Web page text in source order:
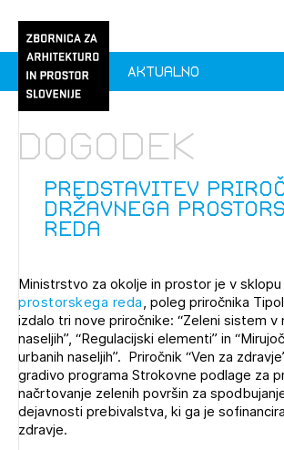
Članstvo
O ZAPS
1/1
Pozdravljeni
PRIJAVITE SE
Predstavitev
Državnega
reda
Dogodek
Aktualno
Ministrstvo za okolje in prostor je v sklopu
prostorskega reda, poleg priročnika
izdalo tri nove priročnike: “Zeleni sistem v
naseljih”, “Regulacijski elementi” in
urbanih naseljih”. Priročnik “Ven za
gradivo programa Strokovne podlage za
načrtovanje zelenih površin za
dejavnosti prebivalstva, ki ga je
zdravje.
1/1
prijava
PRIJAVITE SE
1/2
Prijava na novičnik
Novičnike vam bomo pošiljali na vaš elektronski
Mesečni novičnik
Novičnik izobraževanj
Novičnik natečajev